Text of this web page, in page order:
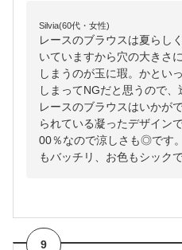
Silvia(60代・女性)
レースのブラウスは夏らし
いていますから穴の大きさ
しまうのが玉に瑕。かとい
しまってNGだと思うので
レースのブラウスはいかが
られている凝ったデザイン
00％なので涼しさも◎です
もバッチリ、お色もシック
9